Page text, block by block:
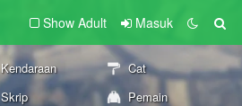
Show Adult Masuk
Kendaraan
Cat
Skrip
Pemain